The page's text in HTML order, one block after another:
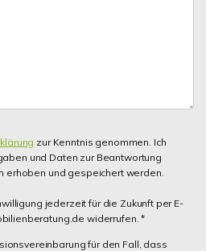
zur Kenntnis genommen. Ich
und Daten zur Beantwortung
erhoben und gespeichert werden.
jederzeit für die Zukunft per E-
widerrufen. *
für den Fall, dass